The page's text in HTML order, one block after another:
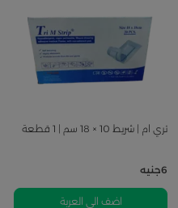
تري ام | شريط 10 × 18 سم | 1 قطعة
6جنيه
اضف الى العربة